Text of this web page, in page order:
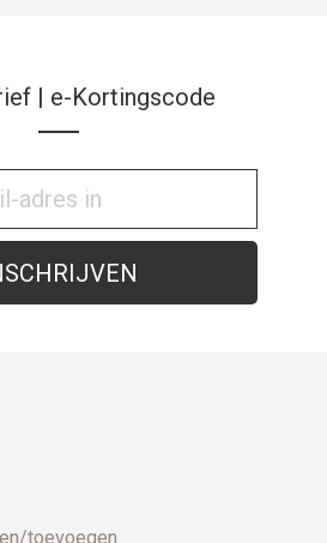
| e-Kortingscode
toevoegen